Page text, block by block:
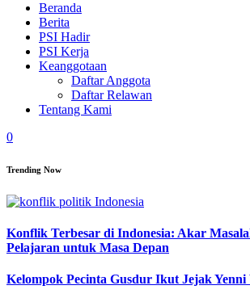
Beranda
Berita
PSI Hadir
PSI Kerja
Keanggotaan
Daftar Anggota
Daftar Relawan
Tentang Kami
0
Trending Now
Konflik Terbesar di Indonesia: Akar
Pelajaran untuk Masa Depan
Kelompok Pecinta Gusdur Ikut Jejak Yenni